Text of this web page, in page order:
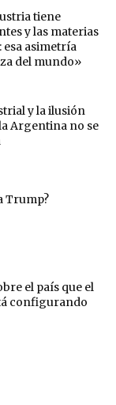
tiene
y las materias
esa asimetría
del mundo»
y la ilusión
Argentina no se
Trump?
el país que el
configurando